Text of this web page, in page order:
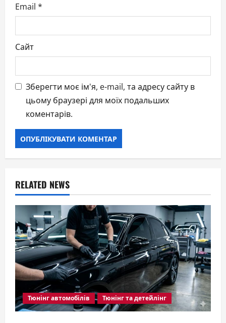
Email *
Сайт
Зберегти моє ім'я, e-mail, та адресу сайту в
цьому браузері для моїх подальших
коментарів.
RELATED NEWS
Тюнінг автомобілів Тюнінг та детейлінг